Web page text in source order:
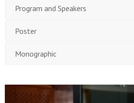
Program and Speakers
Poster
Monographic